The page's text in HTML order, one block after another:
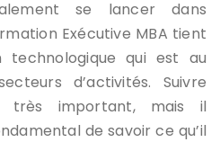
se lancer dans
Exécutive MBA tient
technologique qui est au
d’activités. Suivre
très important, mais il
de savoir ce qu’il